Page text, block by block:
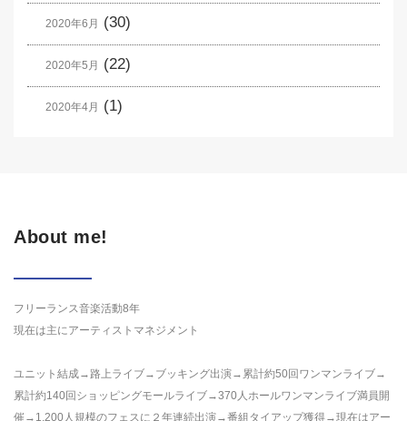
2020年6月 (30)
2020年5月 (22)
2020年4月 (1)
About me!
フリーランス音楽活動8年
現在は主にアーティストマネジメント
ユニット結成→路上ライブ→ブッキング出演→累計約50回ワンマンライブ→
累計約140回ショッピングモールライブ→370人ホールワンマンライブ満員開
催→1,200人規模のフェスに２年連続出演→番組タイアップ獲得→現在はアー